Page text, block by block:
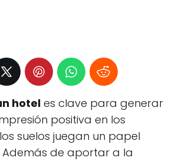
hoteles clave para generar
positiva en los
suelos juegan un papel
de aportar a la